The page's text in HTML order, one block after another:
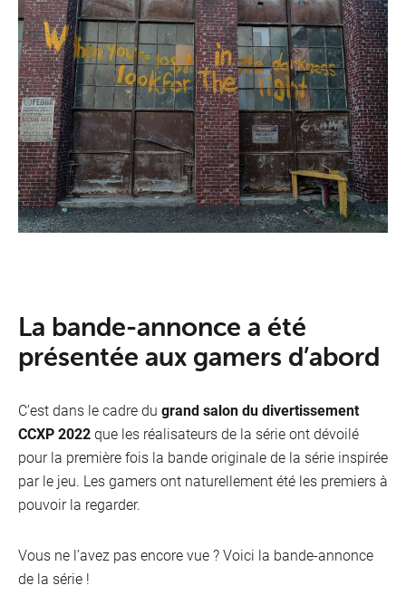
La bande-annonce a été
présentée aux gamers d’abord
C’est dans le cadre du grand salon du divertissement
CCXP 2022que les réalisateurs de la série ont dévoilé
pour la première fois la bande originale de la série inspirée
par le jeu. Les gamers ont naturellement été les premiers à
pouvoir la regarder.
Vous ne l’avez pas encore vue ? Voici la bande-annonce
de la série !